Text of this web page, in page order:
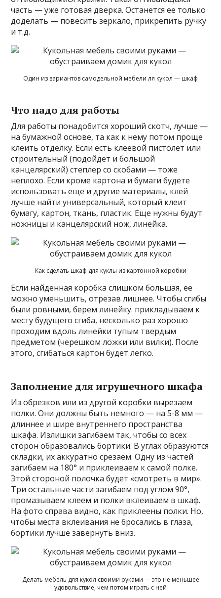
часть — уже готовая дверка. Останется ее только
доделать — повесить зеркало, прикрепить ручку
и т.д.
Один из вариантов самодельной мебели ля кукол — шкаф
Что надо для работы
Для работы понадобится хороший скотч, лучше —
на бумажной основе, та как к нему потом проще
клеить отделку. Если есть клеевой пистолет или
строительный (подойдет и большой
канцелярский) степлер со скобами — тоже
неплохо. Если кроме картона и бумаги будете
использовать еще и другие материалы, клей
лучше найти универсальный, который клеит
бумагу, картон, ткань, пластик. Еще нужны будут
ножницы и канцелярский нож, линейка.
Как сделать шкаф для куклы из картонной коробки
Если найденная коробка слишком большая, ее
можно уменьшить, отрезав лишнее. Чтобы сгибы
были ровными, берем линейку. прикладываем к
месту будущего сгиба, несколько раз хорошо
проходим вдоль линейки тупым твердым
предметом (черешком ложки или вилки). После
этого, сгибаться картон будет легко.
Заполнение для игрушечного шкафа
Из обрезков или из другой коробки вырезаем
полки. Они должны быть немного — на 5-8 мм —
длиннее и шире внутреннего пространства
шкафа. Излишки загибаем так, чтобы со всех
сторон образовались бортики. В углах образуются
складки, их аккуратно срезаем. Одну из частей
загибаем на 180° и приклеиваем к самой полке.
Этой стороной полочка будет «смотреть в мир».
Три остальные части загибаем под углом 90°,
промазываем клеем и полки вклеиваем в шкаф.
На фото справа видно, как приклеены полки. Но,
чтобы места вклеивания не бросались в глаза,
бортики лучше завернуть вниз.
Делать мебель для кукол своими руками — это не меньшее
удовольствие, чем потом играть с ней